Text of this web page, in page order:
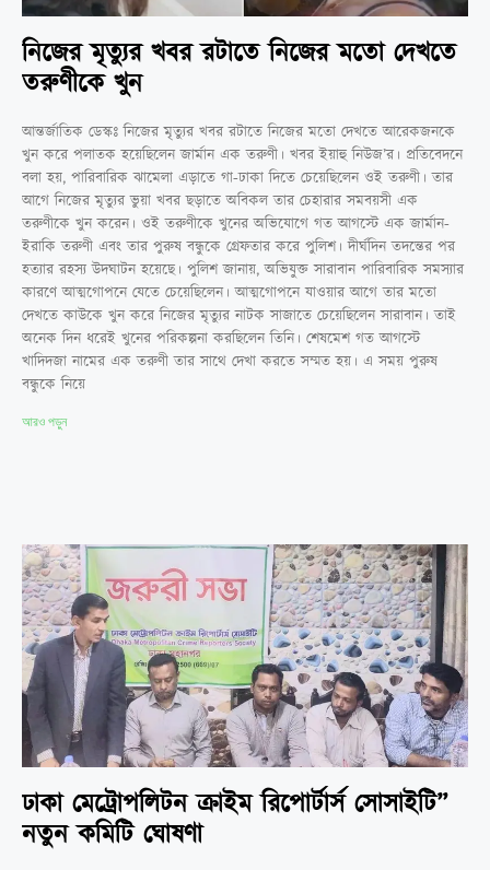
নিজের মৃত্যুর খবর রটাতে নিজের মতো দেখতে
তরুণীকে খুন
আন্তর্জাতিক ডেস্কঃ নিজের মৃত্যুর খবর রটাতে নিজের মতো দেখতে আরেকজনকে
খুন করে পলাতক হয়েছিলেন জার্মান এক তরুণী। খবর ইয়াহু নিউজ’র। প্রতিবেদনে
বলা হয়, পারিবারিক ঝামেলা এড়াতে গা-ঢাকা দিতে চেয়েছিলেন ওই তরুণী। তার
আগে নিজের মৃত্যুর ভুয়া খবর ছড়াতে অবিকল তার চেহারার সমবয়সী এক
তরুণীকে খুন করেন। ওই তরুণীকে খুনের অভিযোগে গত আগস্টে এক জার্মান-
ইরাকি তরুণী এবং তার পুরুষ বন্ধুকে গ্রেফতার করে পুলিশ। দীর্ঘদিন তদন্তের পর
হত্যার রহস্য উদঘাটন হয়েছে। পুলিশ জানায়, অভিযুক্ত সারাবান পারিবারিক সমস্যার
কারণে আত্মগোপনে যেতে চেয়েছিলেন। আত্মগোপনে যাওয়ার আগে তার মতো
দেখতে কাউকে খুন করে নিজের মৃত্যুর নাটক সাজাতে চেয়েছিলেন সারাবান। তাই
অনেক দিন ধরেই খুনের পরিকল্পনা করছিলেন তিনি। শেষমেশ গত আগস্টে
খাদিদজা নামের এক তরুণী তার সাথে দেখা করতে সম্মত হয়। এ সময় পুরুষ
বন্ধুকে নিয়ে
আরও পড়ুন
ঢাকা মেট্রোপলিটন ক্রাইম রিপোর্টার্স সোসাইটি”
নতুন কমিটি ঘোষণা